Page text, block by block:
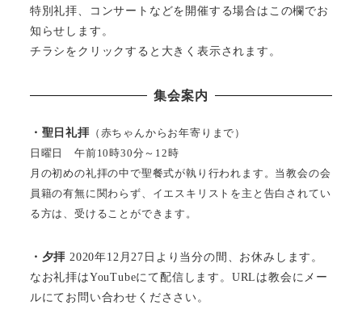
特別礼拝、コンサートなどを開催する場合はこの欄でお
知らせします。
チラシをクリックすると大きく表示されます。
集会案内
・聖日礼拝 （赤ちゃんからお年寄りまで）
日曜日 午前10時30分～12時
月の初めの礼拝の中で聖餐式が執り行われます。当教会の会
員籍の有無に関わらず、イエスキリストを主と告白されてい
る方は、受けることができます。
・夕拝 2020年12月27日より当分の間、お休みします。
なお礼拝はYouTubeにて配信します。URLは教会にメー
ルにてお問い合わせくだささい。